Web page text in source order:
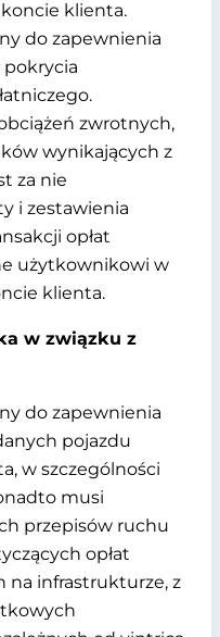
klienta.
do zapewnienia
pokrycia
zwrotnych,
wynikających z
za nie
i zestawienia
opłat
użytkownikowi w
klienta.
w związku z
do zapewnienia
pojazdu
w szczególności
musi
przepisów ruchu
opłat
na infrastrukturze, z